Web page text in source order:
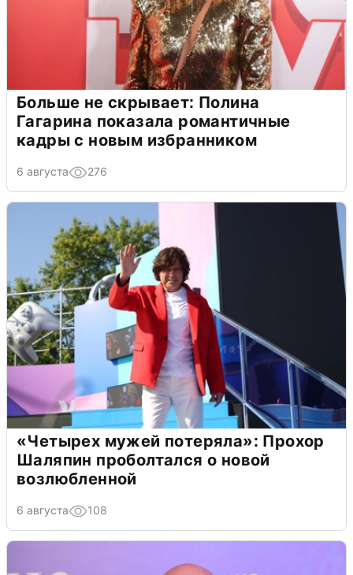
Больше не скрывает: Полина
Гагарина показала романтичные
кадры с новым избранником
6 августа 276
«Четырех мужей потеряла»: Прохор
Шаляпин проболтался о новой
возлюбленной
6 августа 108